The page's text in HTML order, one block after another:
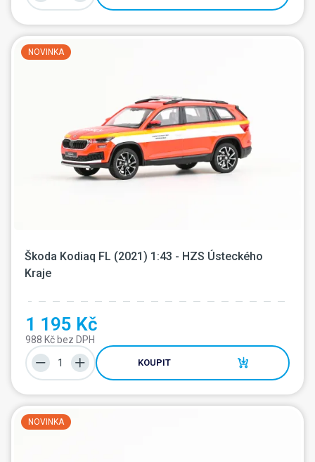
NOVINKA
Škoda Kodiaq FL (2021) 1:43 - HZS Ústeckého
Kraje
1 195 Kč
988 Kč bez DPH
KOUPIT
NOVINKA